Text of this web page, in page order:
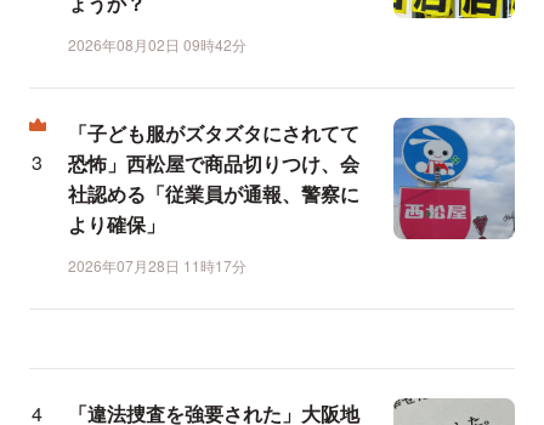
2026年08月02日 09時42分
「子ども服がズタズタにされてて
恐怖」西松屋で商品切りつけ、会
社認める「従業員が通報、警察に
より確保」
2026年07月28日 11時17分
「違法捜査を強要された」大阪地